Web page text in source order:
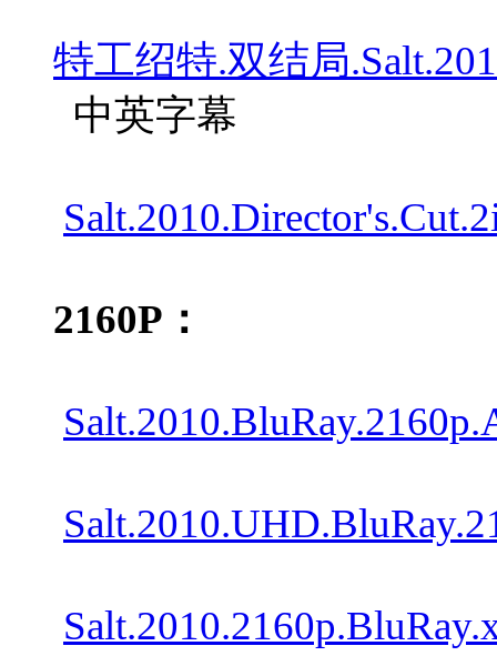
特工绍特.双结局
中英字幕
2160P：